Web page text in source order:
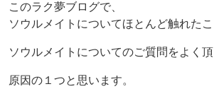
このラク夢ブログで、
ソウルメイトについてほとんど触れたこ
ソウルメイトについてのご質問をよく頂
原因の１つと思います。